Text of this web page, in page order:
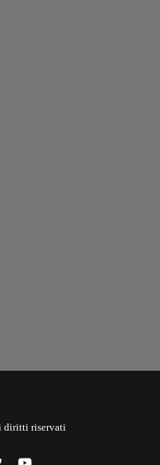
diritti riservati